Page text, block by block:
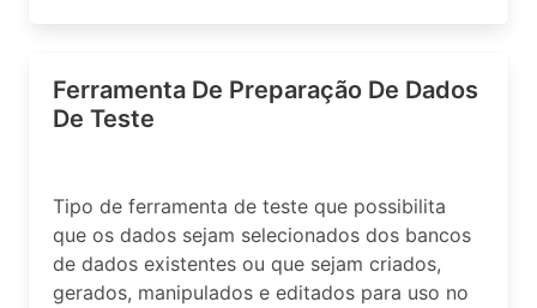
Ferramenta De Preparação De Dados
De Teste
Tipo de ferramenta de teste que possibilita
que os dados sejam selecionados dos bancos
de dados existentes ou que sejam criados,
gerados, manipulados e editados para uso no